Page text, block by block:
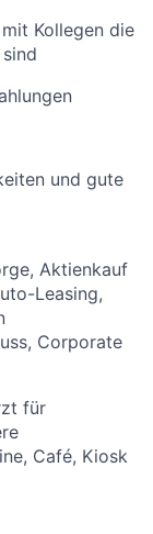
Kollegen die
und gute
Aktienkauf
Leasing,
Corporate
für
Café, Kiosk